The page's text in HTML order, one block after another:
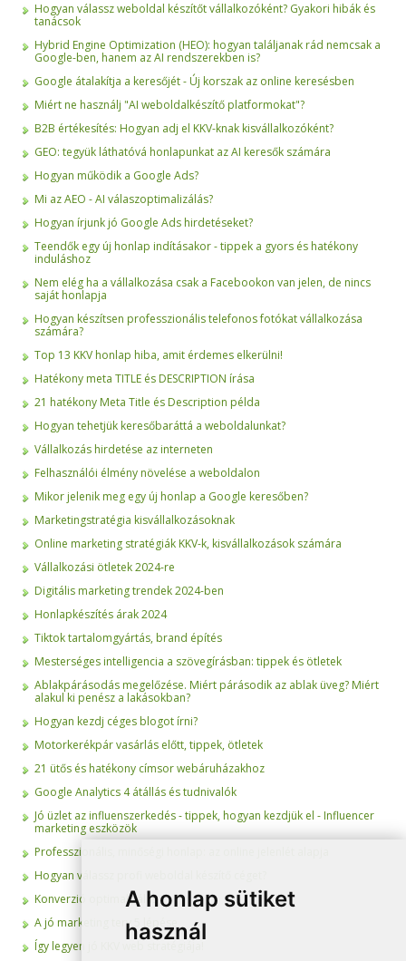
A honlap sütiket
használ
Hogyan válassz weboldal készítőt vállalkozóként? Gyakori hibák és
tanácsok
Hybrid Engine Optimization (HEO): hogyan találjanak rád nemcsak a
Google-ben, hanem az AI rendszerekben is?
Google átalakítja a keresőjét - Új korszak az online keresésben
Miért ne használj "AI weboldalkészítő platformokat"?
B2B értékesítés: Hogyan adj el KKV-knak kisvállalkozóként?
GEO: tegyük láthatóvá honlapunkat az AI keresők számára
Hogyan működik a Google Ads?
Mi az AEO - AI válaszoptimalizálás?
Hogyan írjunk jó Google Ads hirdetéseket?
Teendők egy új honlap indításakor - tippek a gyors és hatékony
induláshoz
Nem elég ha a vállalkozása csak a Facebookon van jelen, de nincs
saját honlapja
Hogyan készítsen professzionális telefonos fotókat vállalkozása
számára?
Top 13 KKV honlap hiba, amit érdemes elkerülni!
Hatékony meta TITLE és DESCRIPTION írása
21 hatékony Meta Title és Description példa
Hogyan tehetjük keresőbaráttá a weboldalunkat?
Vállalkozás hirdetése az interneten
Felhasználói élmény növelése a weboldalon
Mikor jelenik meg egy új honlap a Google keresőben?
Marketingstratégia kisvállalkozásoknak
Online marketing stratégiák KKV-k, kisvállalkozások számára
Vállalkozási ötletek 2024-re
Digitális marketing trendek 2024-ben
Honlapkészítés árak 2024
Tiktok tartalomgyártás, brand építés
Mesterséges intelligencia a szövegírásban: tippek és ötletek
Ablakpárásodás megelőzése. Miért párásodik az ablak üveg? Miért
alakul ki penész a lakásokban?
Hogyan kezdj céges blogot írni?
Motorkerékpár vasárlás előtt, tippek, ötletek
21 ütős és hatékony címsor webáruházakhoz
Google Analytics 4 átállás és tudnivalók
Jó üzlet az influenszerkedés - tippek, hogyan kezdjük el - Influencer
marketing eszközök
Professzionális, minőségi honlap: az online jelenlét alapja
Hogyan válassz profi weboldal készítő céget?
Konverzió optimalizálás
A jó marketing terv 5 lépése
Így legyen jó KKV web stratégiája!